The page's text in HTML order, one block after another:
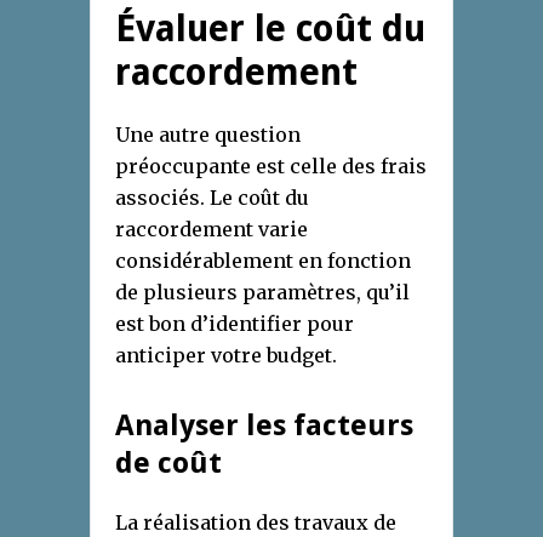
Évaluer le coût du
raccordement
Une autre question
préoccupante est celle des frais
associés. Le coût du
raccordement varie
considérablement en fonction
de plusieurs paramètres, qu’il
est bon d’identifier pour
anticiper votre budget.
Analyser les facteurs
de coût
La réalisation des travaux de